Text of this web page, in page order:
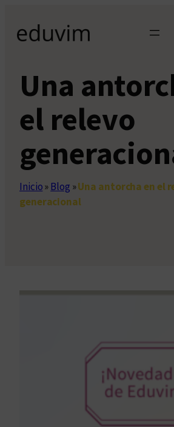
contenido
Una
el relevo
Inicio» Blog »Una antorcha en el
generacional